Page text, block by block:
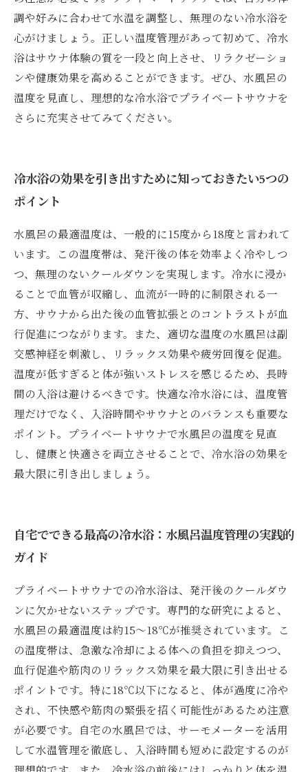
調や好みに合わせて水温を調整し、無理のない冷水浴を
心がけましょう。正しい温度管理があって初めて、冷水
浴はサウナ体験の質を一段と向上させ、リラクゼーショ
ンや健康効果を高めることができます。ぜひ、水風呂の
温度を見直し、理想的な冷水浴でプライベートサウナを
さらに充実させてみてください。
冷水浴の効果を引き出すために知っておきたい5つの
ポイント
水風呂の最適温度は、一般的に15度から18度と言われて
います。この温度帯は、発汗後の体を効率よく冷やしつ
つ、無理のないクールダウンを実現します。冷水に浸か
ることで血管が収縮し、血流が一時的に制限される一
方、サウナから出た後の血管拡張とのコントラストが血
行促進につながります。また、適切な温度の水風呂は副
交感神経を刺激し、リラックス効果や疲労回復を促進。
温度が低すぎると体が強いストレスを感じるため、長時
間の入浴は避けるべきです。快適な冷水浴には、温度管
理だけでなく、入浴時間やサウナとのバランスも重要な
ポイント。プライベートサウナで水風呂の温度を見直
し、健康と快適さを両立させることで、冷水浴の効果を
最大限に引き出しましょう。
自宅でできる最高の冷水浴：水風呂温度管理の実践的
ガイド
プライベートサウナでの冷水浴は、発汗後のクールダウ
ンに欠かせないステップです。専門的な研究によると、
水風呂の最適温度は約15〜18℃が推奨されています。こ
の温度帯は、急激な冷却による体への負担を抑えつつ、
血行促進や筋肉のリラックス効果を最大限に引き出せる
ポイントです。特に18℃以下になると、体が過度に冷や
され、不快感や筋肉の緊張を招く可能性があるため注意
が必要です。自宅の水風呂では、サーモメーターを活用
して水温管理を徹底し、入浴時間も短めに設定するのが